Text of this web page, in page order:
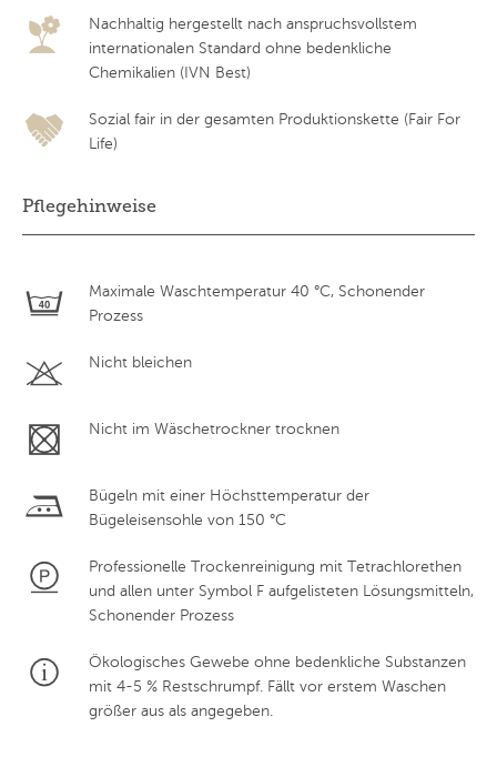
Nachhaltig hergestellt nach anspruchsvollstem
internationalen Standard ohne bedenkliche
Chemikalien (IVN Best)
Sozial fair in der gesamten Produktionskette (Fair For
Life)
Pflegehinweise
Maximale Waschtemperatur 40 °C, Schonender
Prozess
Nicht bleichen
Nicht im Wäschetrockner trocknen
Bügeln mit einer Höchsttemperatur der
Bügeleisensohle von 150 °C
Professionelle Trockenreinigung mit Tetrachlorethen
und allen unter Symbol F aufgelisteten Lösungsmitteln,
Schonender Prozess
Ökologisches Gewebe ohne bedenkliche Substanzen
mit 4-5 % Restschrumpf. Fällt vor erstem Waschen
größer aus als angegeben.